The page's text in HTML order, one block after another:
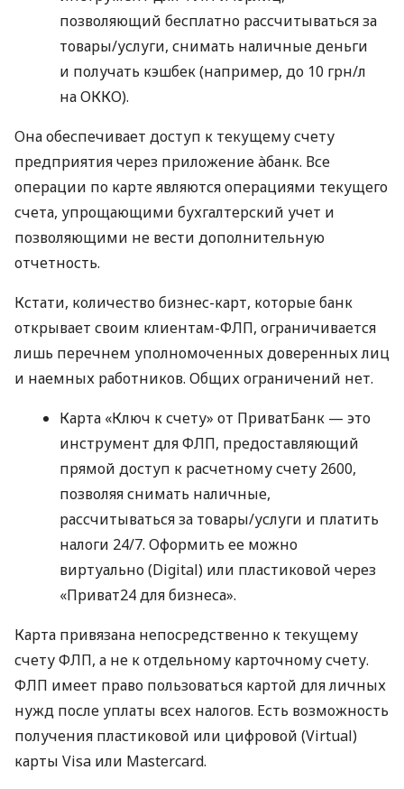
позволяющий бесплатно рассчитываться за
товары/услуги, снимать наличные деньги
и получать кэшбек (например, до 10 грн/л
на ОККО).
Она обеспечивает доступ к текущему счету
предприятия через приложение àбанк. Все
операции по карте являются операциями текущего
счета, упрощающими бухгалтерский учет и
позволяющими не вести дополнительную
отчетность.
Кстати, количество бизнес-карт, которые банк
открывает своим клиентам-ФЛП, ограничивается
лишь перечнем уполномоченных доверенных лиц
и наемных работников. Общих ограничений нет.
Карта «Ключ к счету» от ПриватБанк — это
инструмент для ФЛП, предоставляющий
прямой доступ к расчетному счету 2600,
позволяя снимать наличные,
рассчитываться за товары/услуги и платить
налоги 24/7. Оформить ее можно
виртуально (Digital) или пластиковой через
«Приват24 для бизнеса».
Карта привязана непосредственно к текущему
счету ФЛП, а не к отдельному карточному счету.
ФЛП имеет право пользоваться картой для личных
нужд после уплаты всех налогов. Есть возможность
получения пластиковой или цифровой (Virtual)
карты Visa или Mastercard.